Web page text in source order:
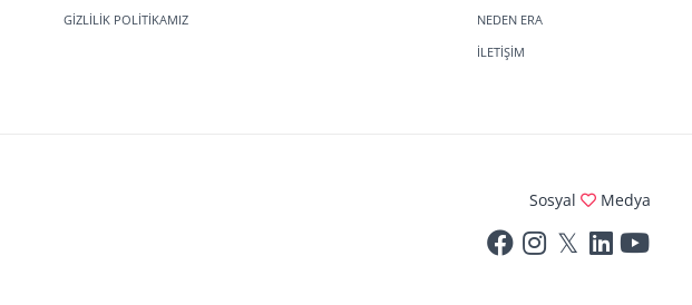
GİZLİLİK POLİTİKAMIZ
NEDEN ERA
İLETİŞİM
Sosyal Medya